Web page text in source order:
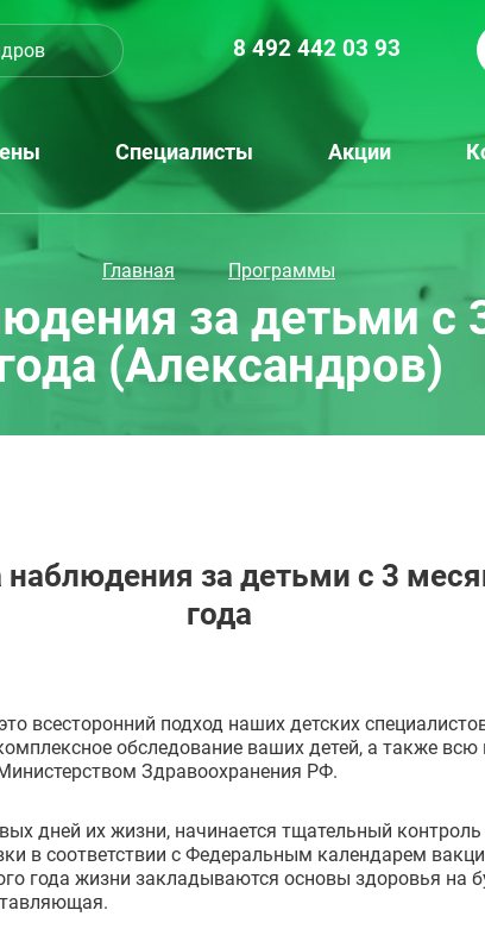
8 492 442 03 93
Специалисты Акции
Главная Программы
за детьми с
(Александров)
за детьми с 3
года
всесторонний подход наших детских
обследование ваших детей, а также
Здравоохранения РФ.
дней их жизни, начинается тщательный
в соответствии с Федеральным календарем
года жизни закладываются основы здоровья на